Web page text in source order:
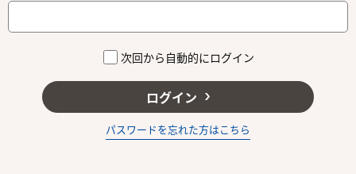
次回から自動的にログイン
ログイン
パスワードを忘れた方はこちら